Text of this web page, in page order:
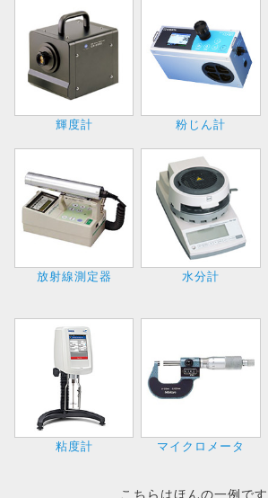
輝度計 粉じん計
放射線測定器 水分計
粘度計 マイクロメータ
こちらはほんの一例です